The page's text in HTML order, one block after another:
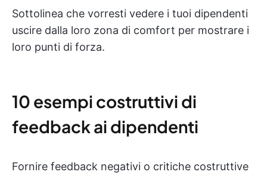
Sottolinea che vorresti vedere i tuoi dipendenti
uscire dalla loro zona di comfort per mostrare i
loro punti di forza.
10 esempi costruttivi di
feedback ai dipendenti
Fornire feedback negativi o critiche costruttive